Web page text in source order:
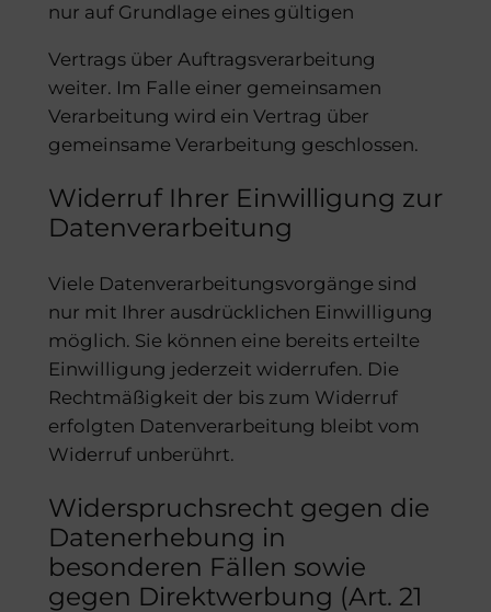
nur auf Grundlage eines gültigen
Vertrags über Auftragsverarbeitung
weiter. Im Falle einer gemeinsamen
Verarbeitung wird ein Vertrag über
gemeinsame Verarbeitung geschlossen.
Widerruf Ihrer Einwilligung zur
Datenverarbeitung
Viele Datenverarbeitungsvorgänge sind
nur mit Ihrer ausdrücklichen Einwilligung
möglich. Sie können eine bereits erteilte
Einwilligung jederzeit widerrufen. Die
Rechtmäßigkeit der bis zum Widerruf
erfolgten Datenverarbeitung bleibt vom
Widerruf unberührt.
Widerspruchsrecht gegen die
Datenerhebung in
besonderen Fällen sowie
gegen Direktwerbung (Art. 21